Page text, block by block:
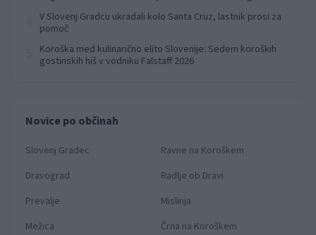
V Slovenj Gradcu ukradali kolo Santa Cruz, lastnik prosi za
pomoč
Koroška med kulinarično elito Slovenije: Sedem koroških
gostinskih hiš v vodniku Falstaff 2026
Novice po občinah
Slovenj Gradec
Ravne na Koroškem
Dravograd
Radlje ob Dravi
Prevalje
Mislinja
Mežica
Črna na Koroškem